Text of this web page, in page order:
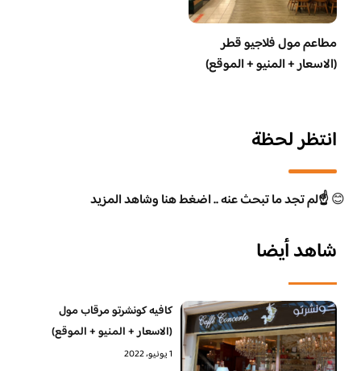
مطاعم مول فلاجيو قطر
(الاسعار + المنيو + الموقع)
انتظر لحظة
😊☝️لم تجد ما تبحث عنه .. اضغط هنا وشاهد المزيد
شاهد أيضا
كافيه كونشرتو مرقاب مول
(الاسعار + المنيو + الموقع)
1 يونيو، 2022